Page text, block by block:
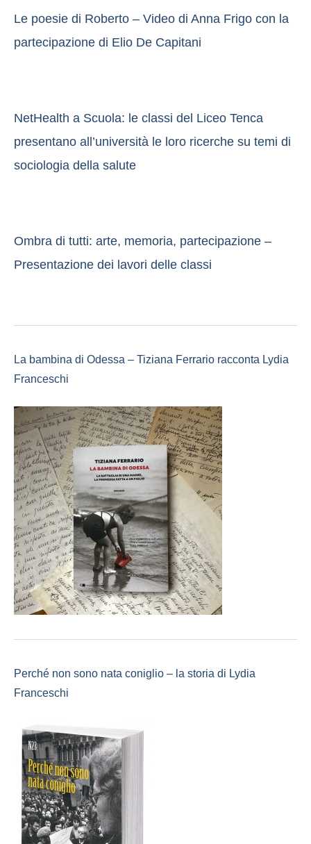
Le poesie di Roberto – Video di Anna Frigo con la
partecipazione di Elio De Capitani
NetHealth a Scuola: le classi del Liceo Tenca
presentano all’università le loro ricerche su temi di
sociologia della salute
Ombra di tutti: arte, memoria, partecipazione –
Presentazione dei lavori delle classi
La bambina di Odessa – Tiziana Ferrario racconta Lydia
Franceschi
Perché non sono nata coniglio – la storia di Lydia
Franceschi